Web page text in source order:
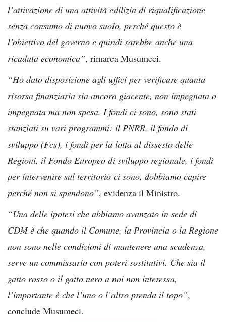
l’attivazione di una attività edilizia di riqualificazione
senza consumo di nuovo suolo, perché questo è
l’obiettivo del governo e quindi sarebbe anche una
ricaduta economica”, rimarca Musumeci.
“Ho dato disposizione agli uffici per verificare quanta
risorsa finanziaria sia ancora giacente, non impegnata o
impegnata ma non spesa. I fondi ci sono, sono stati
stanziati su vari programmi: il PNRR, il fondo di
sviluppo (Fcs), i fondi per la lotta al dissesto delle
Regioni, il Fondo Europeo di sviluppo regionale, i fondi
per intervenire sul territorio ci sono, dobbiamo capire
perché non si spendono”, evidenza il Ministro.
“Una delle ipotesi che abbiamo avanzato in sede di
CDM è che quando il Comune, la Provincia o la Regione
non sono nelle condizioni di mantenere una scadenza,
serve un commissario con poteri sostitutivi. Che sia il
gatto rosso o il gatto nero a noi non interessa,
l’importante è che l’uno o l’altro prenda il topo”,
conclude Musumeci.